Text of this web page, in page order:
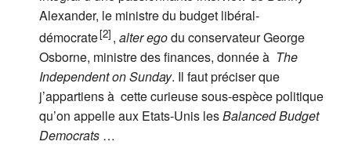
Alexander, le ministre du budget libéral-
démocrate[2] , alter egodu conservateur George
Osborne, ministre des finances, donnée à The
Independent on Sunday. Il faut préciser que
j’appartiens à cette curieuse sous-espèce politique
qu’on appelle aux Etats-Unis lesBalanced Budget
Democrats …